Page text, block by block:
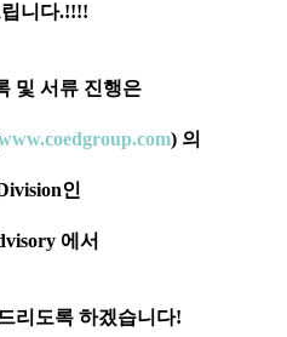
니다.!!!!
및 서류 진행은
) 의
인
에서
리도록 하겠습니다!